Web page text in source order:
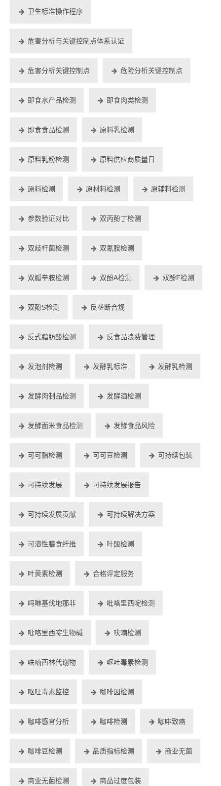
卫生标准操作程序
危害分析与关键控制点体系认证
危害分析关键控制点 危险分析关键控制点
即食水产品检测 即食肉类检测
即食食品检测 原料乳检测
原料乳粉检测 原料供应商质量日
原料检测 原材料检测 原辅料检测
参数验证对比 双丙酚丁检测
双歧杆菌检测 双氰胺检测
双胍辛胺检测 双酚A检测 双酚F检测
双酚S检测 反垄断合规
反式脂肪酸检测 反食品浪费管理
发泡剂检测 发酵乳标准 发酵乳检测
发酵肉制品检测 发酵酒检测
发酵面米食品检测 发酵食品风险
可可脂检测 可可豆检测 可持续包装
可持续发展 可持续发展报告
可持续发展贡献 可持续解决方案
可溶性膳食纤维 叶酸检测
叶黄素检测 合格评定服务
吗啉基伐地那非 吡咯里西啶检测
吡咯里西啶生物碱 呋喃检测
呋喃西林代谢物 呕吐毒素检测
呕吐毒素监控 咖啡因检测
咖啡感官分析 咖啡检测 咖啡致癌
咖啡豆检测 品质指标检测 商业无菌
商业无菌检测 商品过度包装